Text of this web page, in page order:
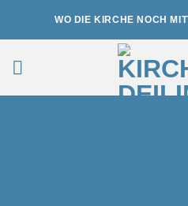
WO DIE KIRCHE NOCH